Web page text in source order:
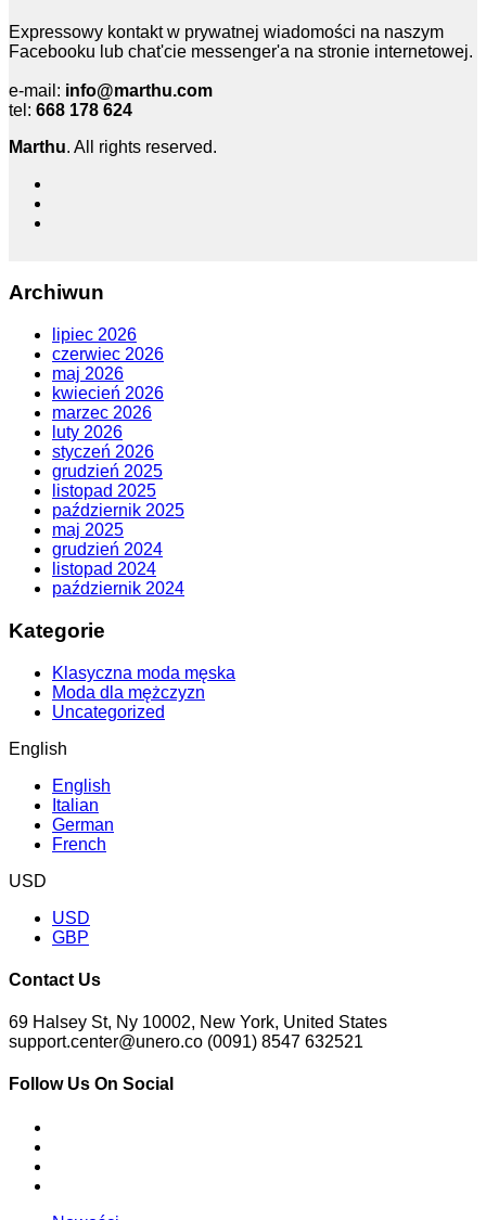
Expressowy kontakt w prywatnej wiadomości na naszym
Facebooku lub chat'cie messenger'a na stronie internetowej.
e-mail: info@marthu.com
tel: 668 178 624
Marthu. All rights reserved.
Archiwun
lipiec 2026
czerwiec 2026
maj 2026
kwiecień 2026
marzec 2026
luty 2026
styczeń 2026
grudzień 2025
listopad 2025
październik 2025
maj 2025
grudzień 2024
listopad 2024
październik 2024
Kategorie
Klasyczna moda męska
Moda dla mężczyzn
Uncategorized
English
English
Italian
German
French
USD
USD
GBP
Contact Us
69 Halsey St, Ny 10002, New York, United States
support.center@unero.co (0091) 8547 632521
Follow Us On Social